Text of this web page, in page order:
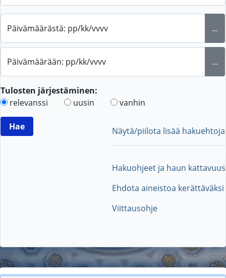
Päivämäärästä: pp/kk/vvvv ...
Päivämäärään: pp/kk/vvvv ...
Tulosten järjestäminen:
relevanssi
uusin vanhin
Näytä/piilota lisää hakuehtoja
Hakuohjeet ja haun kattavuus
Ehdota aineistoa kerättäväksi
Viittausohje